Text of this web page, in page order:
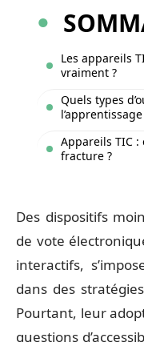
Les appareils
vraiment ?
Quels types
Appareils TIC
fracture ?
Des dispositifs
de vote
interactifs,
dans des
Pourtant, leur
questions